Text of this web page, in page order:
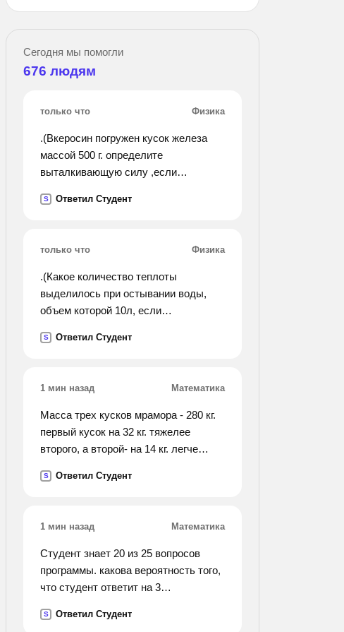
Сегодня мы помогли
676 людям
только что Физика
.(Вкеросин погружен кусок железа
массой 500 г. определите
выталкивающую силу ,если
S Ответил Студент
только что Физика
.(Какое количество теплоты
выделилось при остывании воды,
объем которой 10л, если
с (градусов)?).
S Ответил Студент
1 мин назад Математика
Масса трех кусков мрамора - 280 кг.
первый кусок на 32 кг. тяжелее
второго, а второй- на 14 кг. легче
куска мрамора. решите
S Ответил Студент
1 мин назад Математика
Студент знает 20 из 25 вопросов
программы. какова вероятность того,
что студент ответит на 3
S Ответил Студент